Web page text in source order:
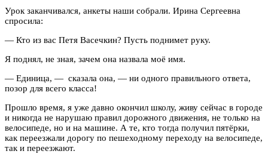
Урок заканчивался, анкеты наши собрали. Ирина Сергеевна
спросила:
— Кто из вас Петя Васечкин? Пусть поднимет руку.
Я поднял, не зная, зачем она назвала моё имя.
— Единица, — сказала она, — ни одного правильного ответа,
позор для всего класса!
Прошло время, я уже давно окончил школу, живу сейчас в городе
и никогда не нарушаю правил дорожного движения, не только на
велосипеде, но и на машине. А те, кто тогда получил пятёрки,
как переезжали дорогу по пешеходному переходу на велосипеде,
так и переезжают.